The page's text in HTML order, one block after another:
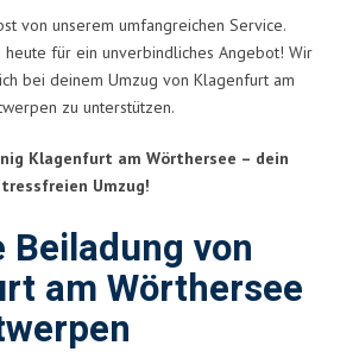
von unserem umfangreichen Service.
heute für ein unverbindliches Angebot! Wir
bei deinem Umzug von Klagenfurt am
zu unterstützen.
Klagenfurt am Wörthersee – dein
Umzug!
Beiladung von
am Wörthersee